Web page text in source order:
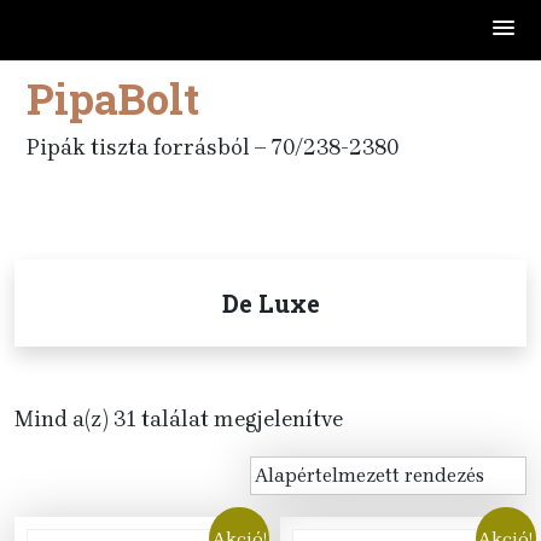
Skip
content
PipaBolt
Pipák tiszta forrásból – 70/238-2380
De Luxe
Mind a(z) 31 találat megjelenítve